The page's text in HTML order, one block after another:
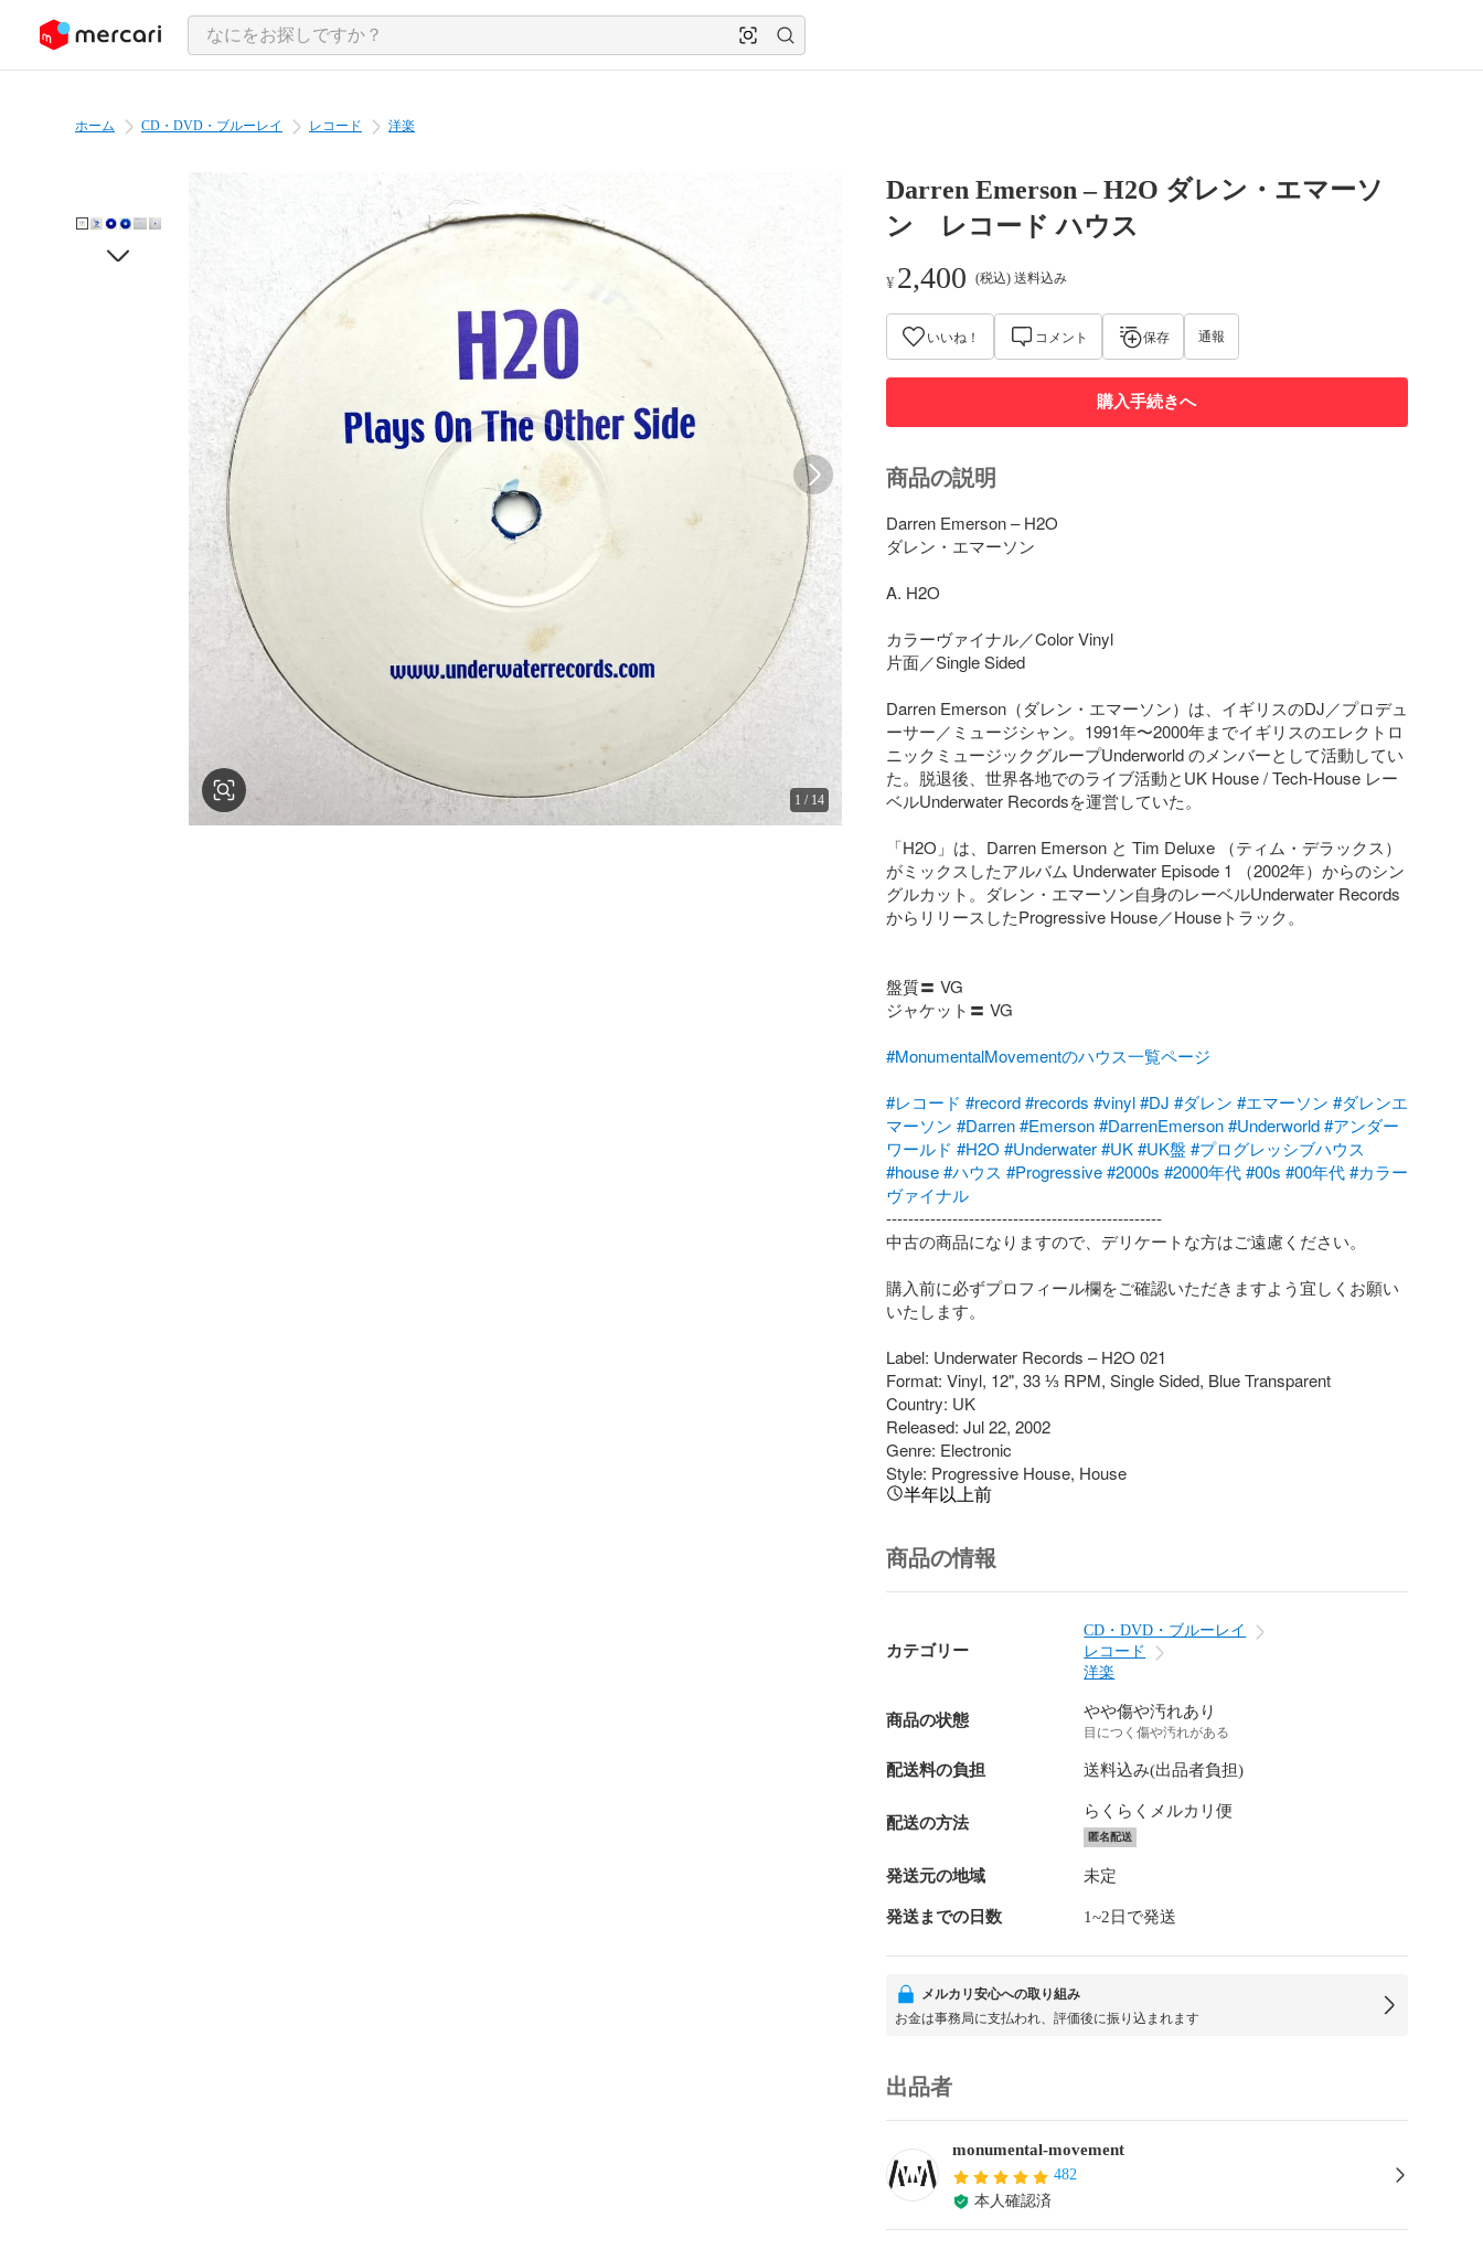
ツにスキップ
ホーム CD・DVD・ブルーレイ レコード 洋楽
1 / 14
Darren Emerson – H2O ダレン・エマーソ
ン レコード ハウス
¥ 2,400 (税込) 送料込み
いいね！ コメント 保存 通報
購入手続きへ
商品の説明
Darren Emerson – H2O
ダレン・エマーソン
A. H2O
カラーヴァイナル／Color Vinyl
片面／Single Sided
Darren Emerson（ダレン・エマーソン）は、イギリスのDJ／プロデュ
ーサー／ミュージシャン。1991年〜2000年までイギリスのエレクトロ
ニックミュージックグループUnderworld のメンバーとして活動してい
た。脱退後、世界各地でのライブ活動とUK House / Tech-House レー
ベルUnderwater Recordsを運営していた。
「H2O」は、Darren Emerson と Tim Deluxe （ティム・デラックス）
がミックスしたアルバム Underwater Episode 1 （2002年）からのシン
グルカット。ダレン・エマーソン自身のレーベルUnderwater Records
からリリースしたProgressive House／Houseトラック。
盤質〓 VG
ジャケット〓 VG
#MonumentalMovementのハウス一覧ページ
#レコード #record #records #vinyl #DJ #ダレン #エマーソン #ダレンエ
マーソン #Darren #Emerson #DarrenEmerson #Underworld #アンダー
ワールド #H2O #Underwater #UK #UK盤 #プログレッシブハウス
#house #ハウス #Progressive #2000s #2000年代 #00s #00年代 #カラー
ヴァイナル
--------------------------------------------------
中古の商品になりますので、デリケートな方はご遠慮ください。
購入前に必ずプロフィール欄をご確認いただきますよう宜しくお願い
いたします。
Label: Underwater Records – H2O 021
Format: Vinyl, 12", 33 ⅓ RPM, Single Sided, Blue Transparent
Country: UK
Released: Jul 22, 2002
Genre: Electronic
Style: Progressive House, House
半年以上前
商品の情報
カテゴリー
CD・DVD・ブルーレイ
レコード
洋楽
商品の状態 やや傷や汚れあり
目につく傷や汚れがある
配送料の負担 送料込み(出品者負担)
配送の方法
らくらくメルカリ便
匿名配送
発送元の地域 未定
発送までの日数 1~2日で発送
メルカリ安心への取り組み
お金は事務局に支払われ、評価後に振り込まれます
出品者
monumental-movement
482
本人確認済